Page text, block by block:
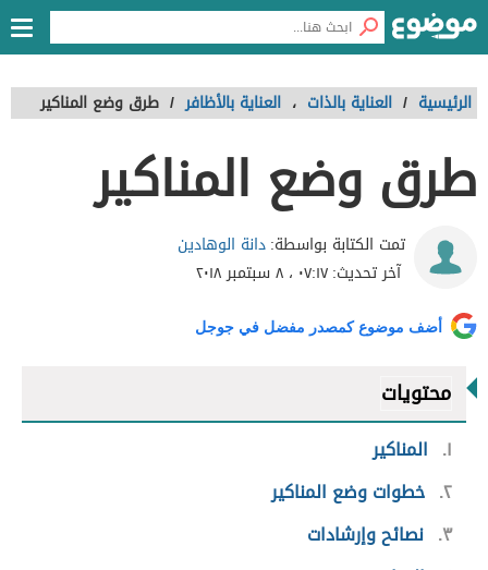
الرئيسية / العناية بالذات ، العناية بالأظافر / طرق وضع المناكير
طرق وضع المناكير
تمت الكتابة بواسطة:دانة الوهادين
آخر تحديث:٠٧:١٧ ، ٨ سبتمبر ٢٠١٨
أضف موضوع كمصدر مفضل في جوجل
محتويات
١
المناكير
٢ خطوات وضع المناكير
٣ نصائح وإرشادات